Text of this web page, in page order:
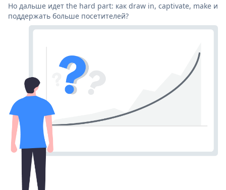
Но дальше идет the hard part: как draw in, captivate, make и
поддержать больше посетителей?